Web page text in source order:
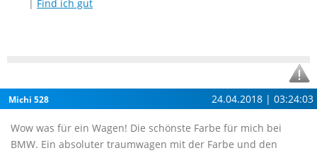
| Find ich gut
Michi 528 24.04.2018 | 03:24:03
Wow was für ein Wagen! Die schönste Farbe für mich bei
BMW. Ein absoluter traumwagen mit der Farbe und den